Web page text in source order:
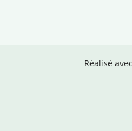
Réalisé avec